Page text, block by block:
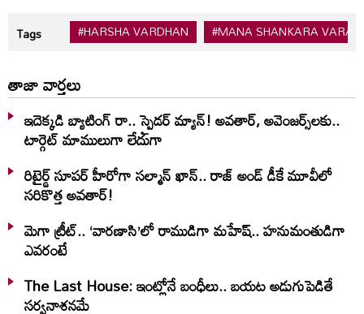
Tags #HARSHA VARDHAN #MANA SHANKARA VARA
తాజా వార్తలు
ఇదెక్క‌డి బ్యాటింగ్ రా.. స్పైడ‌ర్ మ్యాన్‌! అవ‌తార్‌, అవెంజ‌ర్స్‌ల‌కు..
టార్గెట్ మాములుగా లేదుగా
రిటైర్డ్ సూపర్ హీరోగా సల్మాన్ ఖాన్.. రాజ్ అండ్ డీకే మూవీలో
సరికొత్త అవతార్!
మెగా ట్రీట్.. ‘వారణాసి’లో రాముడిగా మహేష్.. హనుమంతుడిగా
ఎవరంటే
The Last House: ఇంట్లోనే బంధీలు.. బయట అడుగుపెడితే
సర్వనాశనమే